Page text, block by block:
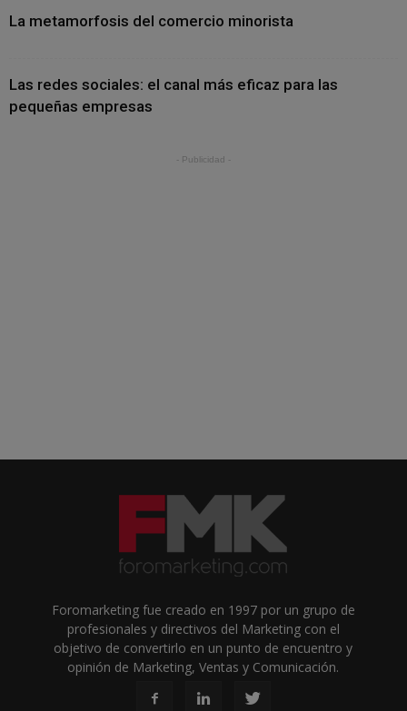
La metamorfosis del comercio minorista
Las redes sociales: el canal más eficaz para las
pequeñas empresas
- Publicidad -
Foromarketing fue creado en 1997 por un grupo de
profesionales y directivos del Marketing con el
objetivo de convertirlo en un punto de encuentro y
opinión de Marketing, Ventas y Comunicación.